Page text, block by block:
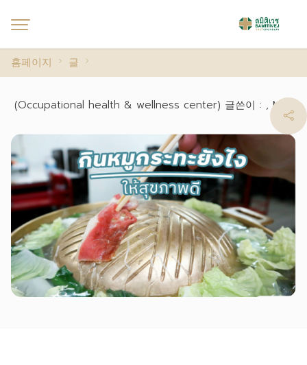
홈페이지 글
(Occupational health & wellness center) 글쓴이 : , M.D.